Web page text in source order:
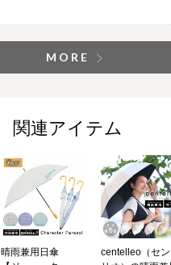
MORE
関連アイテム
晴雨兼用日傘
centelleo（セン